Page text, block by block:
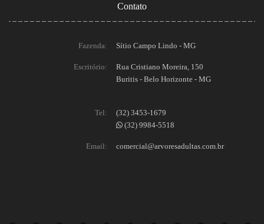
Contato
Fazenda: Sítio Campo Lindo - MG
Escritório:
Rua Cristiano Moreira, 150
Buritis - Belo Horizonte - MG
Tel:
(32) 3453-1679
(32) 9984-5518
Email: comercial@arvoresadultas.com.br